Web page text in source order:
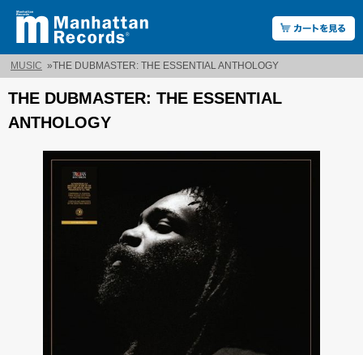
MUSIC »THE DUBMASTER: THE ESSENTIAL ANTHOLOGY
THE DUBMASTER: THE ESSENTIAL
ANTHOLOGY